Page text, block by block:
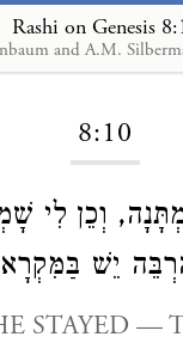
Rashi on Genesis
Loading...
8:10
וְכֵן לִי
יֵשׁ